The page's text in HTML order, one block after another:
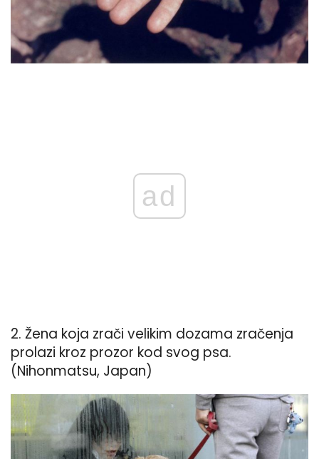
ad
2. Žena koja zrači velikim dozama zračenja
prolazi kroz prozor kod svog psa.
(Nihonmatsu, Japan)